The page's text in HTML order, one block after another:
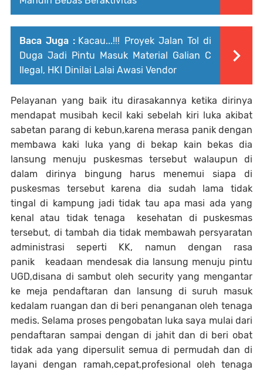
Baca Juga : Kacau...!!! Proyek Jalan Tol di
Duga Jadi Pintu Masuk Material Galian C
Ilegal, HKI Dinilai Lalai Awasi Vendor
Pelayanan yang baik itu dirasakannya ketika dirinya
mendapat musibah kecil kaki sebelah kiri luka akibat
sabetan parang di kebun,karena merasa panik dengan
membawa kaki luka yang di bekap kain bekas dia
lansung menuju puskesmas tersebut walaupun di
dalam dirinya bingung harus menemui siapa di
puskesmas tersebut karena dia sudah lama tidak
tingal di kampung jadi tidak tau apa masi ada yang
kenal atau tidak tenaga kesehatan di puskesmas
tersebut, di tambah dia tidak membawah persyaratan
administrasi seperti KK, namun dengan rasa
panik keadaan mendesak dia lansung menuju pintu
UGD,disana di sambut oleh security yang mengantar
ke meja pendaftaran dan lansung di suruh masuk
kedalam ruangan dan di beri penanganan oleh tenaga
medis. Selama proses pengobatan luka saya mulai dari
pendaftaran sampai dengan di jahit dan di beri obat
tidak ada yang dipersulit semua di permudah dan di
layani dengan ramah,cepat,profesional oleh tenaga